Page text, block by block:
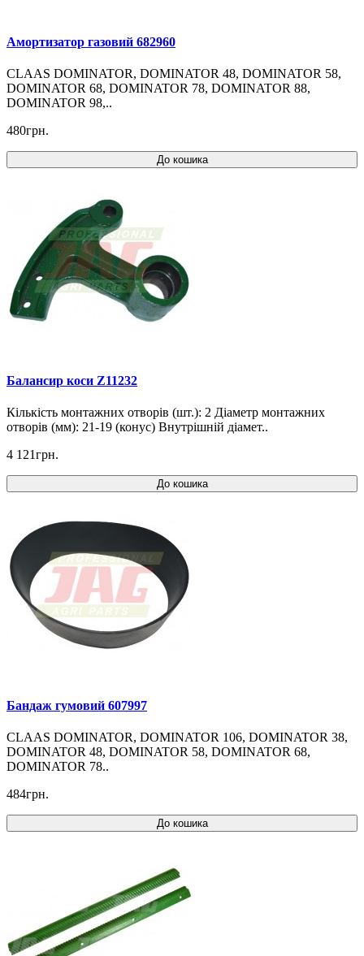
Амортизатор газовий 682960
CLAAS DOMINATOR, DOMINATOR 48, DOMINATOR 58,
DOMINATOR 68, DOMINATOR 78, DOMINATOR 88,
DOMINATOR 98,..
480грн.
До кошика
Балансир коси Z11232
Кількість монтажних отворів (шт.): 2 Діаметр монтажних
отворів (мм): 21-19 (конус) Внутрішній діамет..
4 121грн.
До кошика
Бандаж гумовий 607997
CLAAS DOMINATOR, DOMINATOR 106, DOMINATOR 38,
DOMINATOR 48, DOMINATOR 58, DOMINATOR 68,
DOMINATOR 78..
484грн.
До кошика